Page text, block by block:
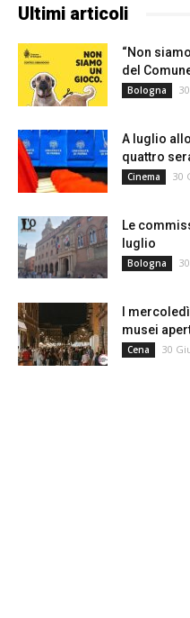
Ultimi articoli
“Non
del
Bologna
A luglio
quattro
Cinema 30
Le
luglio
Bologna
I
musei
Cena 30